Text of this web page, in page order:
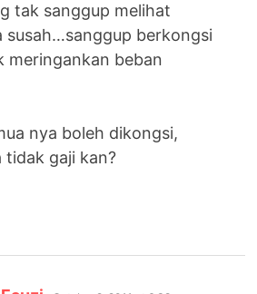
tak sanggup melihat
susah…sanggup berkongsi
meringankan beban
nya boleh dikongsi,
tidak gaji kan?